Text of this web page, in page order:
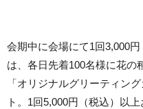
会期中に会場にて1回3,000
は、各日先着100名様に花の
「オリジナルグリーティン
ト。1回5,000円（税込）以